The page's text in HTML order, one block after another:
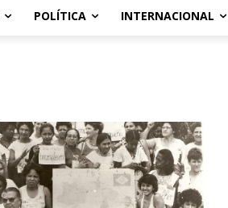
POLÍTICA INTERNACIONAL